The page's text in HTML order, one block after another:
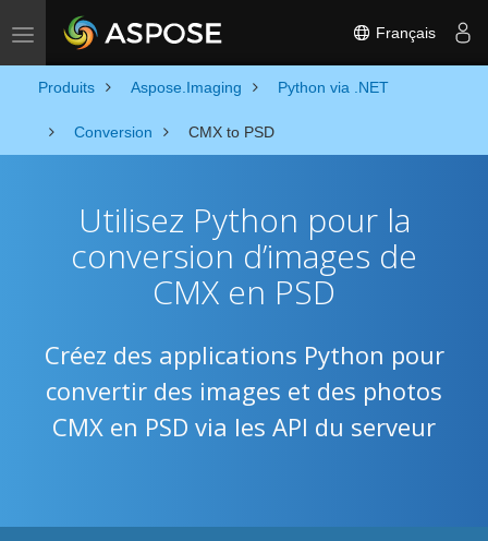
Toggle navigation Français
Produits Aspose.Imaging Python via .NET
Conversion CMX to PSD
Utilisez Python pour la
conversion d’images de
CMX en PSD
Créez des applications Python pour
convertir des images et des photos
CMX en PSD via les API du serveur